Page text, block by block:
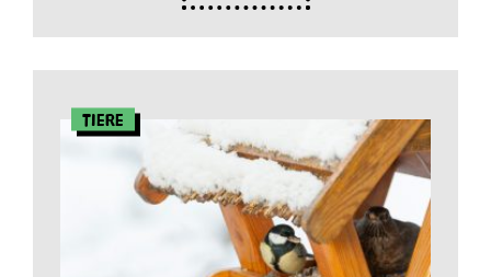
Tiere